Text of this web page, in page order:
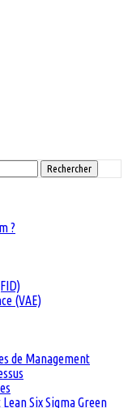
Rechercher
?
(VAE)
de Management
Six Sigma Green